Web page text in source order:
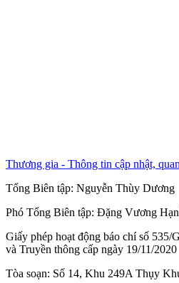
Thương gia - Thông tin cập nhật,
Tổng Biên tập: Nguyễn Thùy Dương
Phó Tổng Biên tập: Đặng Vương
Giấy phép hoạt động báo chí số
và Truyền thông cấp ngày 19/11/2020
Tòa soạn: Số 14, Khu 249A Thụy